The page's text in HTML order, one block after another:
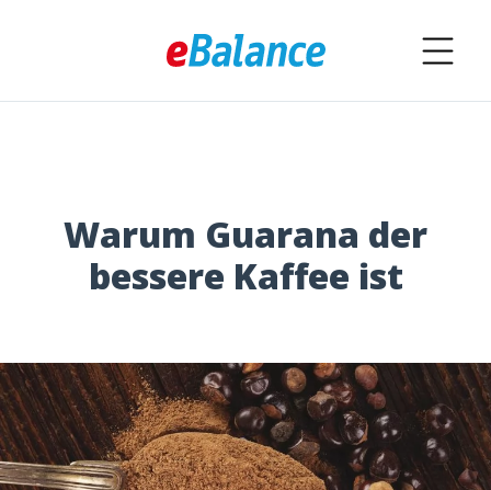
Warum Guarana der
bessere Kaffee ist